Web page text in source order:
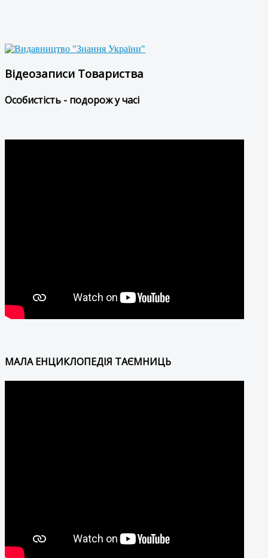
Відеозаписи Товариства
Особистість - подорож у часі
МАЛА ЕНЦИКЛОПЕДІЯ ТАЄМНИЦЬ